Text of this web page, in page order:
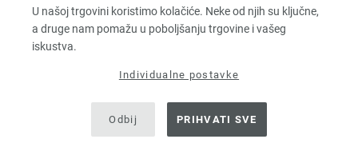
U našoj trgovini koristimo kolačiće. Neke od njih su ključne,
a druge nam pomažu u poboljšanju trgovine i vašeg
iskustva.
Individualne postavke
Odbij PRIHVATI SVE
Dužina: otprilike 80 m / 50 g
Većina igle: 4,5 - 5,5
bez PDV-a, dodatno troškovi za dostavu, Osnovna cijena:
prev next